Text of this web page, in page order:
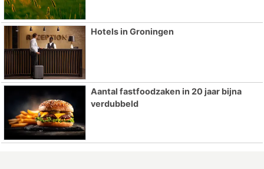
Hotels in Groningen
Aantal fastfoodzaken in 20 jaar bijna
verdubbeld